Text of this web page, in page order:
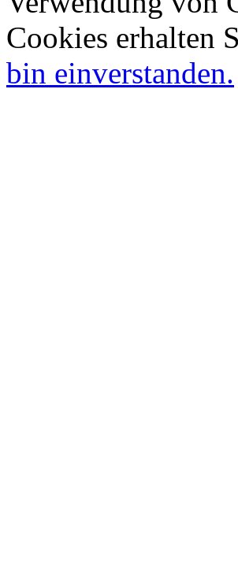
Cookies erhalten
bin einverstanden.